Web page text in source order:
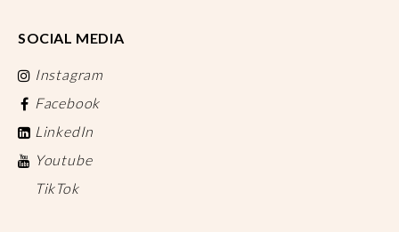
SOCIAL MEDIA
Instagram
Facebook
LinkedIn
Youtube
TikTok